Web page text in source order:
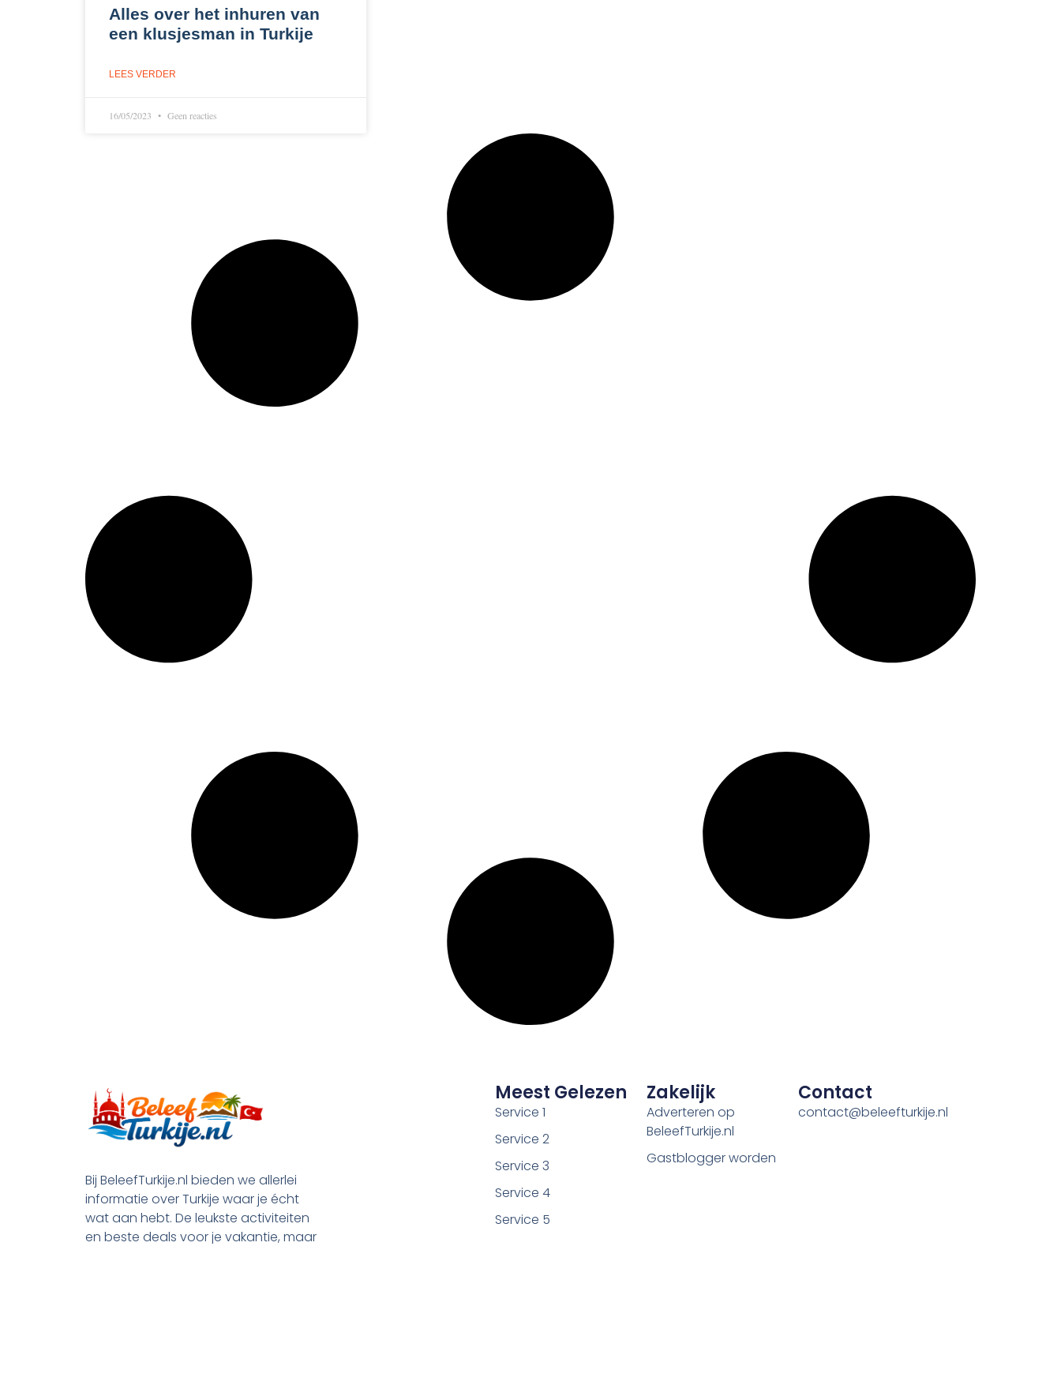
Alles over het inhuren van
een klusjesman in Turkije
LEES VERDER
16/05/2023 Geen reacties
Bij BeleefTurkije.nl bieden we allerlei
informatie over Turkije waar je écht
wat aan hebt. De leukste activiteiten
en beste deals voor je vakantie, maar
Meest Gelezen
Service 1
Service 2
Service 3
Service 4
Service 5
Zakelijk
Adverteren op
BeleefTurkije.nl
Gastblogger worden
Contact
contact@beleefturkije.nl